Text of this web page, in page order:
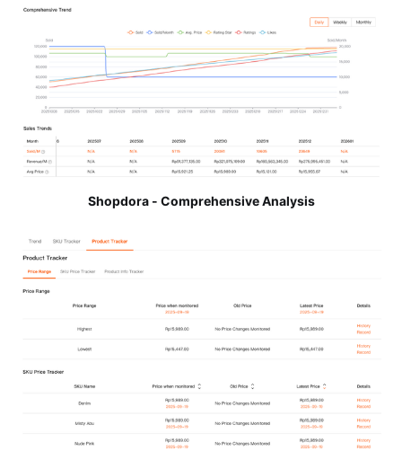
Shopdora - Comprehensive Analysis